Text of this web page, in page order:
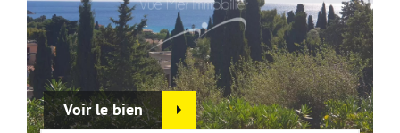
Voir le bien